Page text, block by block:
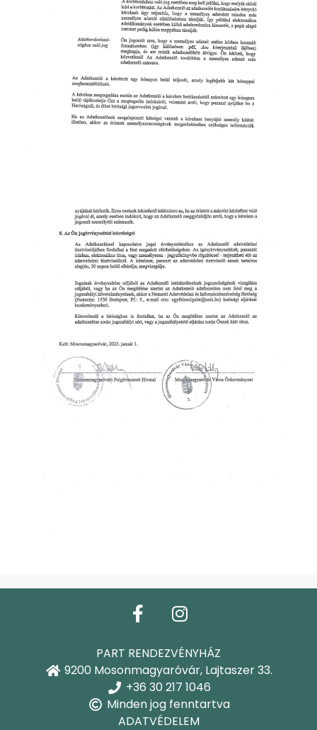
PART RENDEZVÉNYHÁZ
9200 Mosonmagyaróvár, Lajtaszer 33.
+36 30 217 1046
Minden jog fenntartva
ADATVÉDELEM